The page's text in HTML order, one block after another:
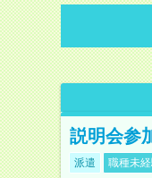
説明会参
派遣 職種未